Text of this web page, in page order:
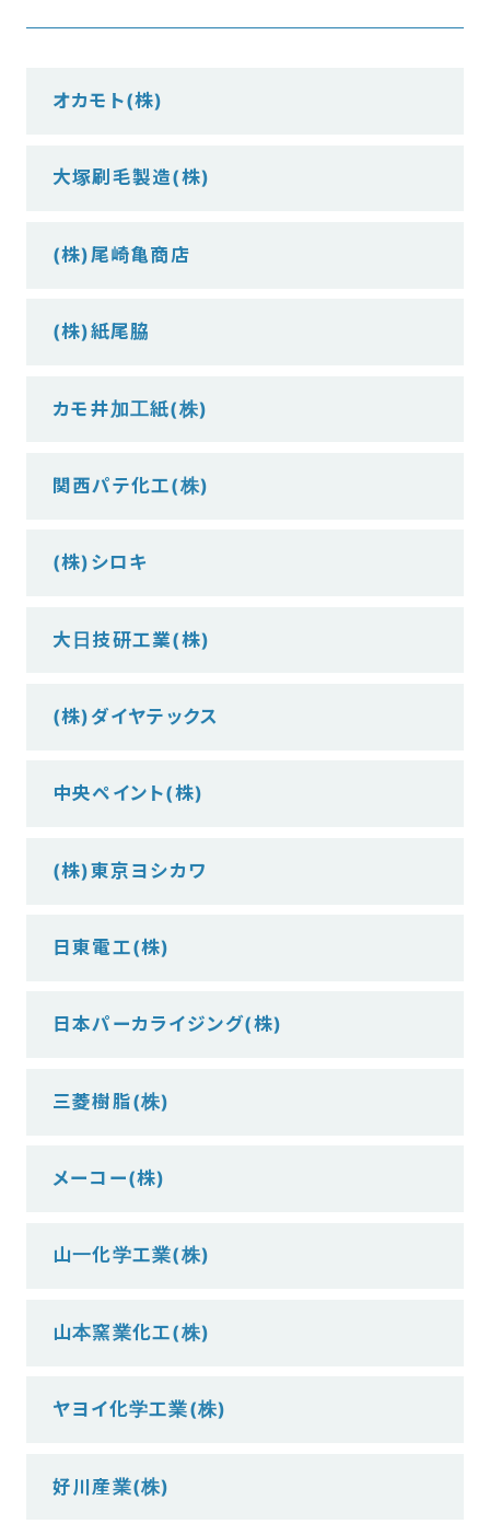
オカモト(株)
大塚刷毛製造(株)
(株)尾崎亀商店
(株)紙尾脇
カモ井加工紙(株)
関西パテ化工(株)
(株)シロキ
大日技研工業(株)
(株)ダイヤテックス
中央ペイント(株)
(株)東京ヨシカワ
日東電工(株)
日本パーカライジング(株)
三菱樹脂(株)
メーコー(株)
山一化学工業(株)
山本窯業化工(株)
ヤヨイ化学工業(株)
好川産業(株)